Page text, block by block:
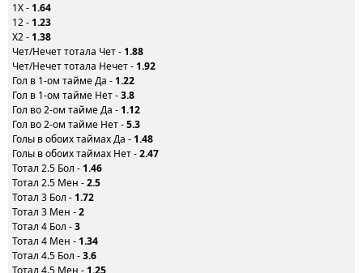
1X - 1.64
12 - 1.23
X2 - 1.38
Чет/Нечет тотала Чет - 1.88
Чет/Нечет тотала Нечет - 1.92
Гол в 1-ом тайме Да - 1.22
Гол в 1-ом тайме Нет -3.8
Гол во 2-ом тайме Да - 1.12
Гол во 2-ом тайме Нет -5.3
Голы в обоих таймах Да - 1.48
Голы в обоих таймах Нет -2.47
Тотал 2.5 Бол - 1.46
Тотал 2.5 Мен -2.5
Тотал 3 Бол - 1.72
Тотал 3 Мен -2
Тотал 4 Бол -3
Тотал 4 Мен - 1.34
Тотал 4.5 Бол -3.6
Тотал 4.5 Мен - 1.25